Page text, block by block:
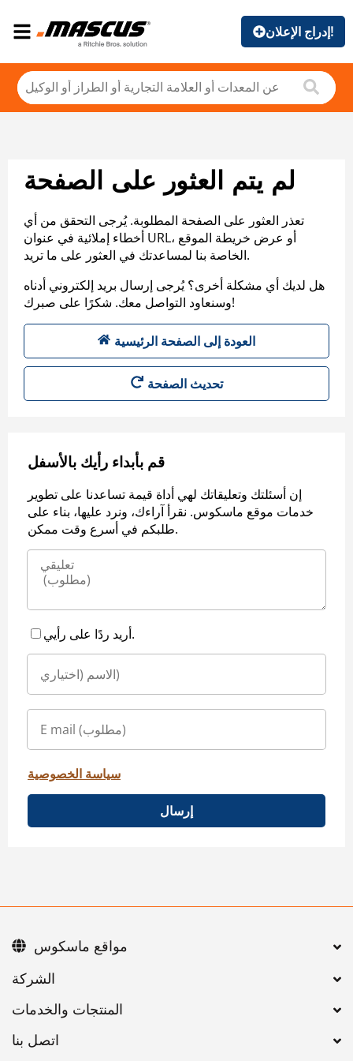
إدراج الإعلان!
لم يتم العثور على الصفحة
تعذر العثور على الصفحة المطلوبة. يُرجى التحقق من أي
أخطاء إملائية في عنوان URL، أو عرض خريطة الموقع
الخاصة بنا لمساعدتك في العثور على ما تريد.
هل لديك أي مشكلة أخرى؟ يُرجى إرسال بريد إلكتروني أدناه
وسنعاود التواصل معك. شكرًا على صبرك!
العودة إلى الصفحة الرئيسية
تحديث الصفحة
قم بأبداء رأيك بالأسفل
إن أسئلتك وتعليقاتك لهي أداة قيمة تساعدنا على تطوير
خدمات موقع ماسكوس. نقرأ آراءك، ونرد عليها، بناء على
طلبكم في أسرع وقت ممكن.
أريد ردًا على رأيي.
سياسة الخصوصية
إرسال
اتصل بنا
مواقع ماسكوس